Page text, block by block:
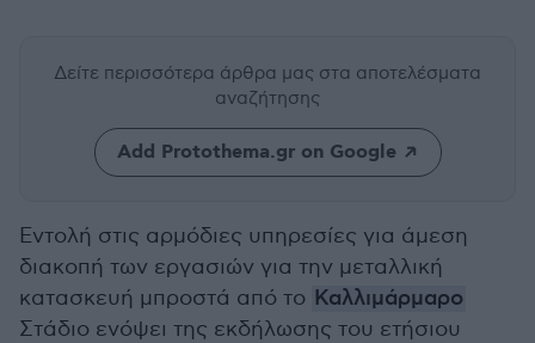
Δείτε περισσότερα άρθρα μας στα αποτελέσματα
αναζήτησης
Add Protothema.gr on Google
Εντολή στις αρμόδιες υπηρεσίες για άμεση
διακοπή των εργασιών για την μεταλλική
κατασκευή μπροστά από το Καλλιμάρμαρο
Στάδιο ενόψει της εκδήλωσης του ετήσιου